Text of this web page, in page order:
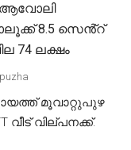
ആവോലി
8.5 സെൻ്റ്
74 ലക്ഷം
മൂവാറ്റുപുഴ
വീട് വില്പനക്ക്.